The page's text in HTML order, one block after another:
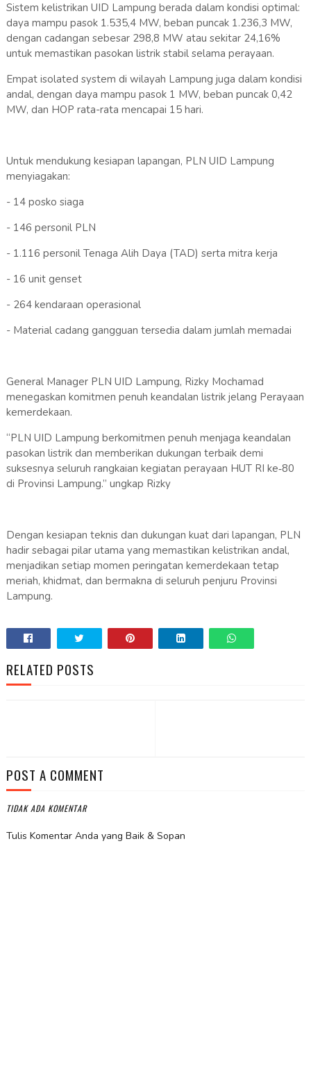
Sistem kelistrikan UID Lampung berada dalam kondisi optimal:
daya mampu pasok 1.535,4 MW, beban puncak 1.236,3 MW,
dengan cadangan sebesar 298,8 MW atau sekitar 24,16%
untuk memastikan pasokan listrik stabil selama perayaan.
Empat isolated system di wilayah Lampung juga dalam kondisi
andal, dengan daya mampu pasok 1 MW, beban puncak 0,42
MW, dan HOP rata-rata mencapai 15 hari.
Untuk mendukung kesiapan lapangan, PLN UID Lampung
menyiagakan:
- 14 posko siaga
- 146 personil PLN
- 1.116 personil Tenaga Alih Daya (TAD) serta mitra kerja
- 16 unit genset
- 264 kendaraan operasional
- Material cadang gangguan tersedia dalam jumlah memadai
General Manager PLN UID Lampung, Rizky Mochamad
menegaskan komitmen penuh keandalan listrik jelang Perayaan
kemerdekaan.
“PLN UID Lampung berkomitmen penuh menjaga keandalan
pasokan listrik dan memberikan dukungan terbaik demi
suksesnya seluruh rangkaian kegiatan perayaan HUT RI ke‑80
di Provinsi Lampung.” ungkap Rizky
Dengan kesiapan teknis dan dukungan kuat dari lapangan, PLN
hadir sebagai pilar utama yang memastikan kelistrikan andal,
menjadikan setiap momen peringatan kemerdekaan tetap
meriah, khidmat, dan bermakna di seluruh penjuru Provinsi
Lampung.
RELATED POSTS
POST A COMMENT
TIDAK ADA KOMENTAR
Tulis Komentar Anda yang Baik & Sopan